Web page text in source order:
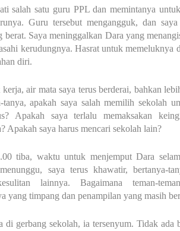
salah satu guru PPL dan memintanya
Guru tersebut mengangguk, dan
Saya meninggalkan Dara yang
kerudungnya. Hasrat untuk memeluknya
diri.
air mata saya terus berderai, bahkan
apakah saya salah memilih sekolah
Apakah saya terlalu memaksakan
Apakah saya harus mencari sekolah lain?
tiba, waktu untuk menjemput Dara
saya terus khawatir, bertanya-
lainnya. Bagaimana teman-
yang timpang dan penampilan yang masih
gerbang sekolah, ia tersenyum. Tidak ada